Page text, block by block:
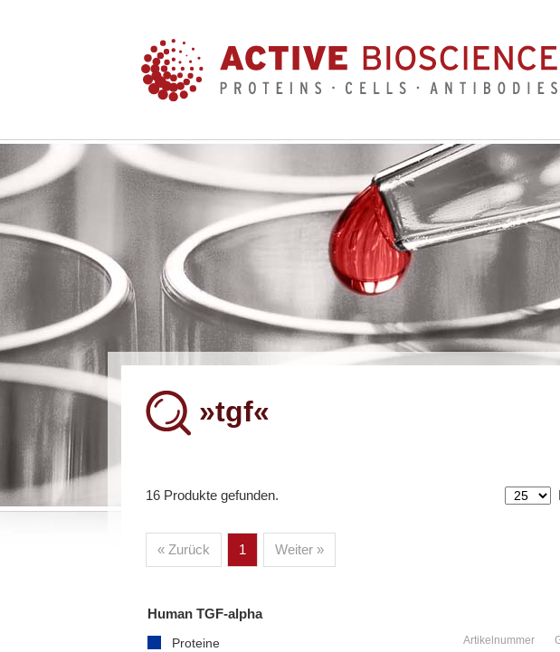
»tgf«
Proteine
– Alle Proteine
– Human
– Maus – Ratte
– Cell culture tested premium (cct-premium)
Athens
–
16 Produkte gefunden.
« Zurück 1 Weiter »
Human TGF-alpha
Proteine
Artikelnummer